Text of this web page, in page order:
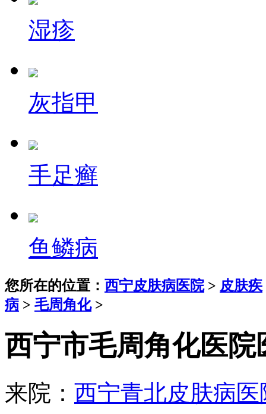
湿疹
灰指甲
手足癣
鱼鳞病
您所在的位置： 西宁皮肤病医院> 皮肤疾
病 > 毛周角化>
西宁市毛周角化医院
来院： 西宁青北皮肤病医